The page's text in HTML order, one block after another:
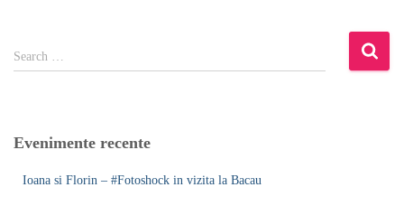
e
h
Search …
Evenimente recente
Ioana si Florin – #Fotoshock in vizita la Bacau